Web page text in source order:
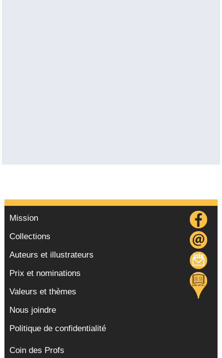
Mission
Collections
Auteurs et illustrateurs
Prix et nominations
Valeurs et thèmes
Nous joindre
Politique de confidentialité
Coin des Profs